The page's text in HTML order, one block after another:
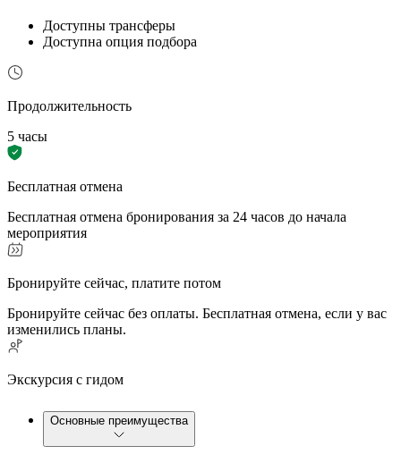
Доступны трансферы
Доступна опция подбора
Продолжительность
5 часы
Бесплатная отмена
Бесплатная отмена бронирования за 24 часов до начала
мероприятия
Бронируйте сейчас, платите потом
Бронируйте сейчас без оплаты. Бесплатная отмена, если у вас
изменились планы.
Экскурсия с гидом
Основные преимущества